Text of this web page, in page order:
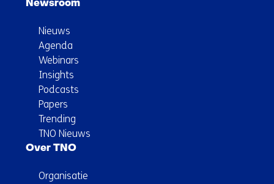
Newsroom
Nieuws
Agenda
Webinars
Insights
Podcasts
Papers
Trending
TNO Nieuws
Over TNO
Organisatie